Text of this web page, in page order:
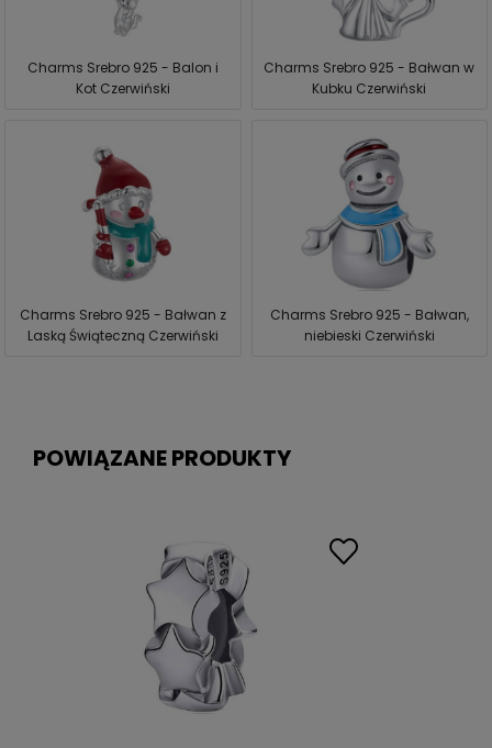
Charms Srebro 925 - Balon i
Kot Czerwiński
Charms Srebro 925 - Bałwan w
Kubku Czerwiński
Charms Srebro 925 - Bałwan z
Laską Świąteczną Czerwiński
Charms Srebro 925 - Bałwan,
niebieski Czerwiński
POWIĄZANE PRODUKTY